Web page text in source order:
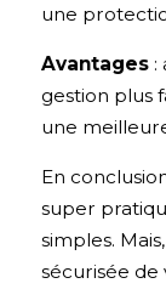
une
Avantages :
gestion plus
une
En
super
simples.
sécurisée de